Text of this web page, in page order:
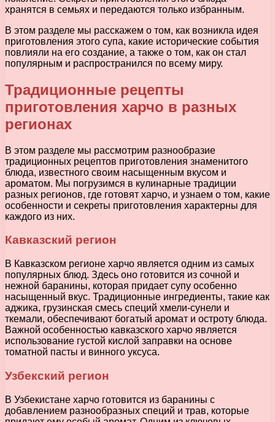
хранятся в семьях и передаются только избранным.
В этом разделе мы расскажем о том, как возникла идея
приготовления этого супа, какие исторические события
повлияли на его создание, а также о том, как он стал
популярным и распространился по всему миру.
Традиционные рецепты
приготовления харчо в разных
регионах
В этом разделе мы рассмотрим разнообразие
традиционных рецептов приготовления знаменитого
блюда, известного своим насыщенным вкусом и
ароматом. Мы погрузимся в кулинарные традиции
разных регионов, где готовят харчо, и узнаем о том, какие
особенности и секреты приготовления характерны для
каждого из них.
Кавказский регион
В Кавказском регионе харчо является одним из самых
популярных блюд. Здесь оно готовится из сочной и
нежной баранины, которая придает супу особенно
насыщенный вкус. Традиционные ингредиенты, такие как
аджика, грузинская смесь специй хмели-сунели и
ткемали, обеспечивают богатый аромат и остроту блюда.
Важной особенностью кавказского харчо является
использование густой кислой заправки на основе
томатной пасты и винного уксуса.
Узбекский регион
В Узбекистане харчо готовится из баранины с
добавлением разнообразных специй и трав, которые